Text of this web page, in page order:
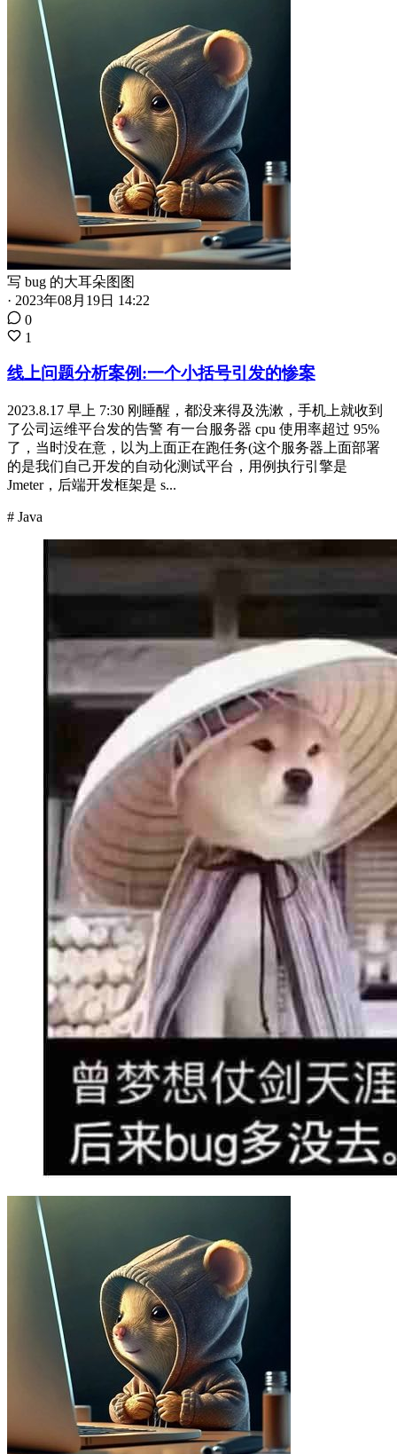
写 bug 的大耳朵图图
· 2023年08月19日 14:22
0
1
线上问题分析案例:一个小括号引发的惨案
2023.8.17 早上 7:30 刚睡醒，都没来得及洗漱，手机上就收到
了公司运维平台发的告警 有一台服务器 cpu 使用率超过 95%
了，当时没在意，以为上面正在跑任务(这个服务器上面部署
的是我们自己开发的自动化测试平台，用例执行引擎是
Jmeter，后端开发框架是 s...
# Java